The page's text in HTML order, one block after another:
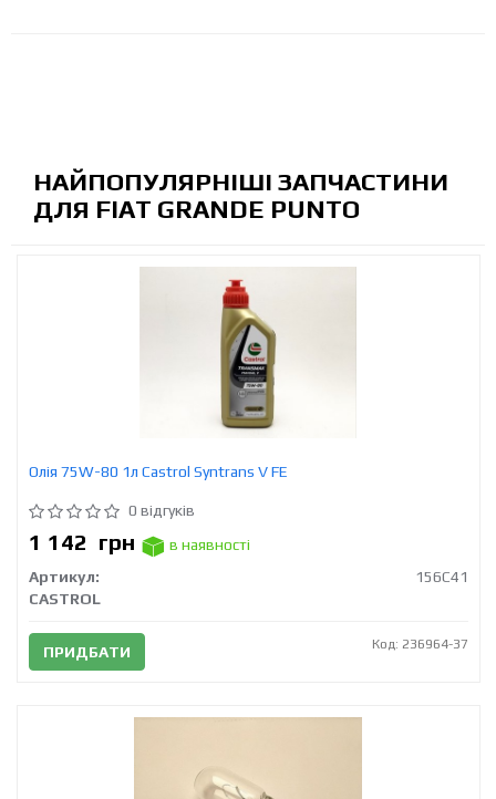
НАЙПОПУЛЯРНІШІ ЗАПЧАСТИНИ
ДЛЯ FIAT GRANDE PUNTO
Олія 75W-80 1л Castrol Syntrans V FE
0 відгуків
1 142 грн
в наявності
Артикул:
156C41
CASTROL
ПРИДБАТИ Код: 236964-37